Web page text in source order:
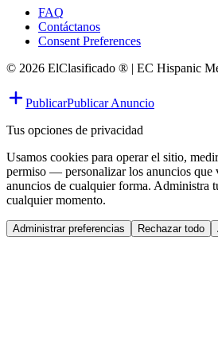
FAQ
Contáctanos
Consent Preferences
© 2026 ElClasificado ® | EC Hispanic
PublicarPublicar Anuncio
Tus opciones de privacidad
Usamos cookies para operar el sitio,
permiso — personalizar los anuncios que
anuncios de cualquier forma. Administra
cualquier momento.
Administrar preferencias Rechazar todo